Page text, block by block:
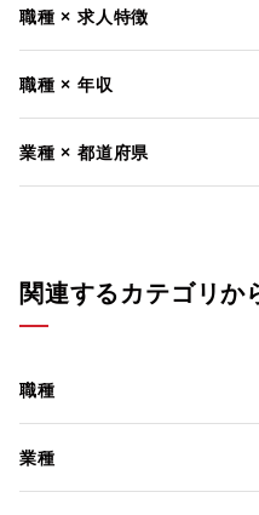
職種 × 求人特徴
職種 × 年収
業種 × 都道府県
関連するカテゴリか
職種
業種